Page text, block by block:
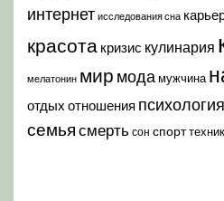
интернет исследования сна
красота кризис кулинария
мелатонин мир модамужчина
отдых отношения психология
семья смерть сон спорт